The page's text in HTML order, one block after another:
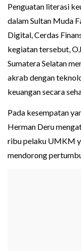
Penguatan literasi
dalam Sultan Muda
Digital, Cerdas
kegiatan tersebut,
Sumatera Selatan
akrab dengan
keuangan secara
Pada kesempatan
Herman Deru
ribu pelaku UMKM
mendorong